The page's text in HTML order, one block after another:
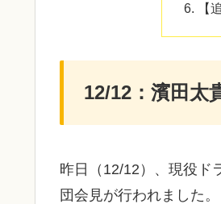
【
12/12：濱田太
昨日（12/12）、現役ド
団会見が行われました。